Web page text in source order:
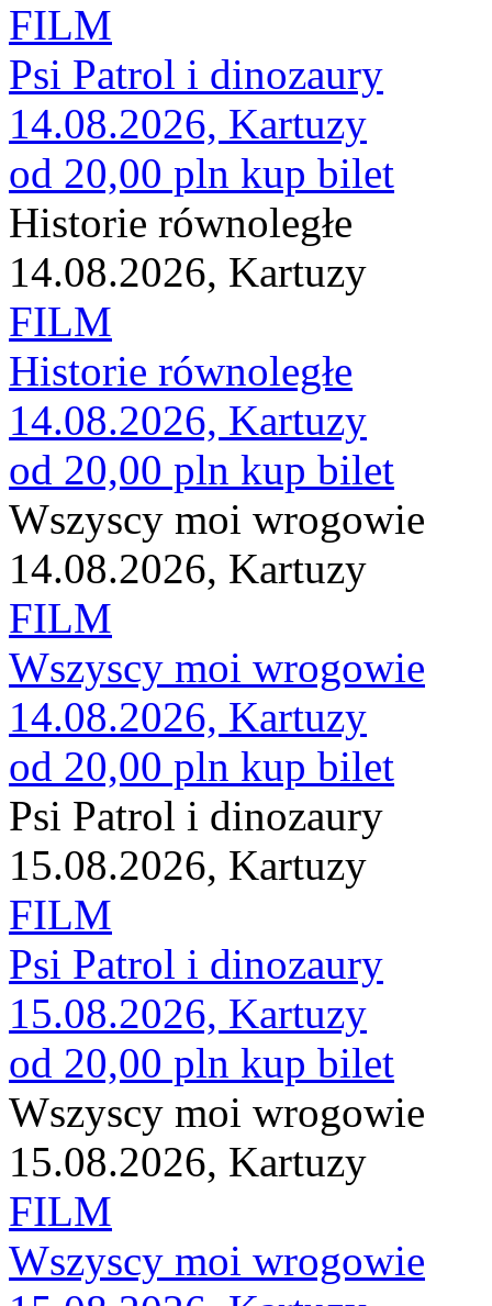
FILM
Psi Patrol i dinozaury
14.08.2026, Kartuzy
od 20,00 pln kup bilet
Historie równoległe
14.08.2026, Kartuzy
FILM
Historie równoległe
14.08.2026, Kartuzy
od 20,00 pln kup bilet
Wszyscy moi wrogowie
14.08.2026, Kartuzy
FILM
Wszyscy moi wrogowie
14.08.2026, Kartuzy
od 20,00 pln kup bilet
Psi Patrol i dinozaury
15.08.2026, Kartuzy
FILM
Psi Patrol i dinozaury
15.08.2026, Kartuzy
od 20,00 pln kup bilet
Wszyscy moi wrogowie
15.08.2026, Kartuzy
FILM
Wszyscy moi wrogowie